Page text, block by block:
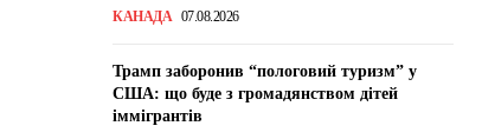
КАНАДА 07.08.2026
Трамп заборонив “пологовий туризм” у
США: що буде з громадянством дітей
іммігрантів